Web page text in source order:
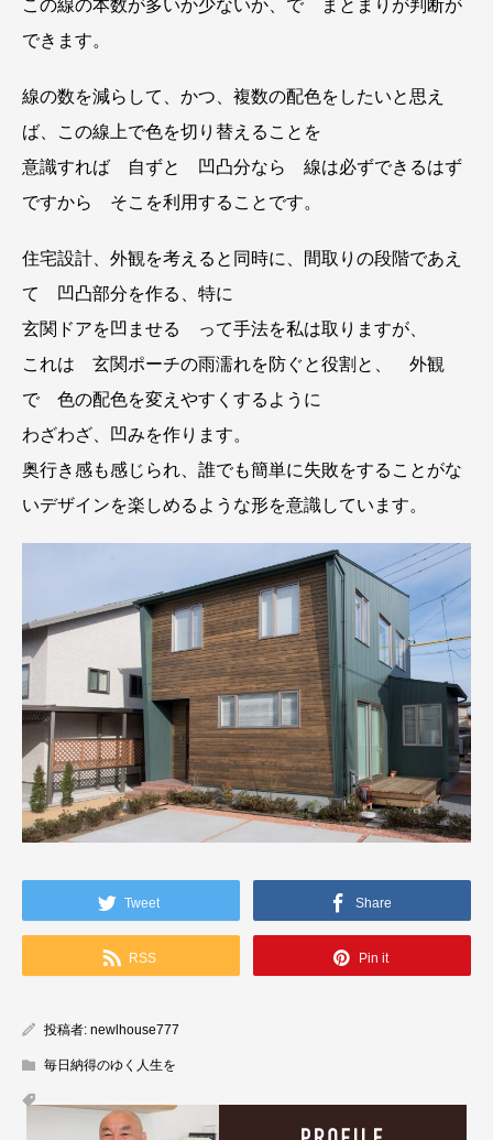
この線の本数が多いか少ないか、で まとまりが判断が
できます。
線の数を減らして、かつ、複数の配色をしたいと思え
ば、この線上で色を切り替えることを
意識すれば 自ずと 凹凸分なら 線は必ずできるはず
ですから そこを利用することです。
住宅設計、外観を考えると同時に、間取りの段階であえ
て 凹凸部分を作る、特に
玄関ドアを凹ませる って手法を私は取りますが、
これは 玄関ポーチの雨濡れを防ぐと役割と、 外観
で 色の配色を変えやすくするように
わざわざ、凹みを作ります。
奥行き感も感じられ、誰でも簡単に失敗をすることがな
いデザインを楽しめるような形を意識しています。
Tweet Share
RSS Pin it
投稿者: newlhouse777
毎日納得のゆく人生を